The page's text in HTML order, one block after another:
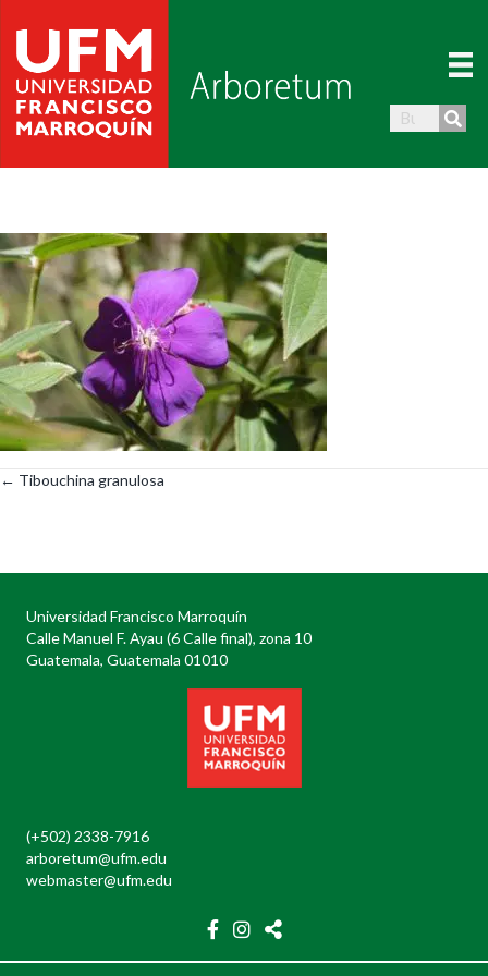
Posts
← Tibouchina granulosa
Universidad Francisco Marroquín
Calle Manuel F. Ayau (6 Calle final), zona 10
Guatemala, Guatemala 01010
(+502) 2338-7916
arboretum@ufm.edu
webmaster@ufm.edu